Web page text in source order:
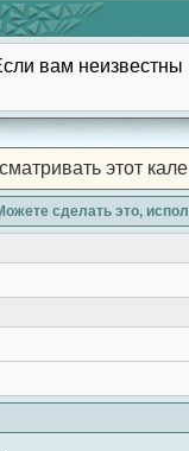
вам
этот
сделать это,